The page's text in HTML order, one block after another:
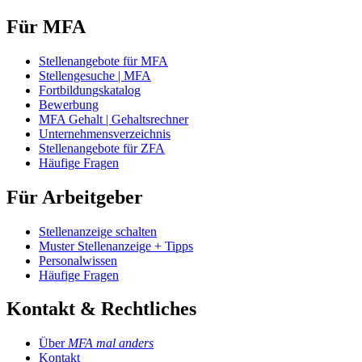
Für MFA
Stellenangebote für MFA
Stellengesuche | MFA
Fortbildungskatalog
Bewerbung
MFA Gehalt | Gehaltsrechner
Unternehmensverzeichnis
Stellenangebote für ZFA
Häufige Fragen
Für Arbeitgeber
Stellenanzeige schalten
Muster Stellenanzeige + Tipps
Personalwissen
Häufige Fragen
Kontakt & Rechtliches
Über MFA mal anders
Kontakt